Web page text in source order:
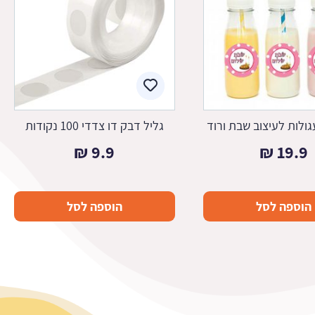
לעיצוב שבת ורוד
19.9
₪
הוספה לסל
גליל דבק דו צדדי 100 נקודות
9.9
₪
הוספה לסל